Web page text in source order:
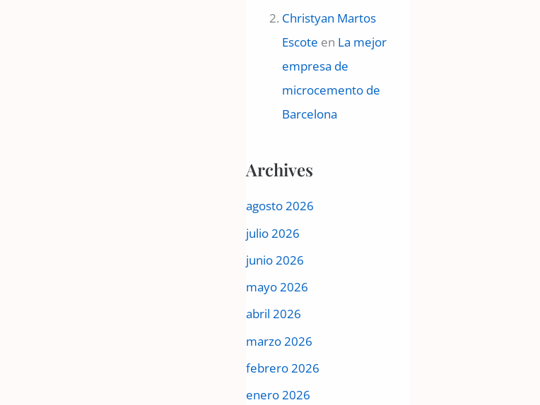
Christyan Martos
Escote en La mejor
empresa de
microcemento de
Barcelona
Archives
agosto 2026
julio 2026
junio 2026
mayo 2026
abril 2026
marzo 2026
febrero 2026
enero 2026